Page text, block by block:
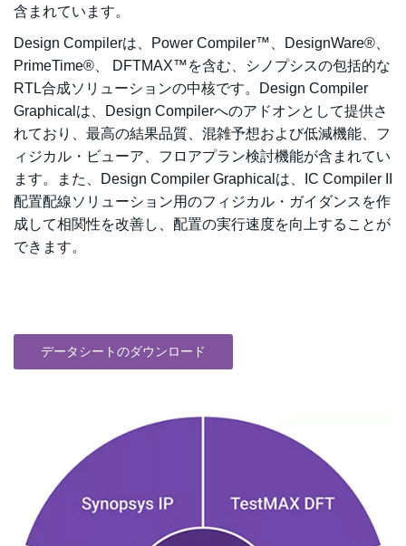
含まれています。
Design Compilerは、Power Compiler™、DesignWare®、
PrimeTime®、 DFTMAX™を含む、シノプシスの包括的な
RTL合成ソリューションの中核です。Design Compiler
Graphicalは、Design Compilerへのアドオンとして提供さ
れており、最高の結果品質、混雑予想および低減機能、フ
ィジカル・ビューア、フロアプラン検討機能が含まれてい
ます。また、Design Compiler Graphicalは、IC Compiler II
配置配線ソリューション用のフィジカル・ガイダンスを作
成して相関性を改善し、配置の実行速度を向上することが
できます。
データシートのダウンロード